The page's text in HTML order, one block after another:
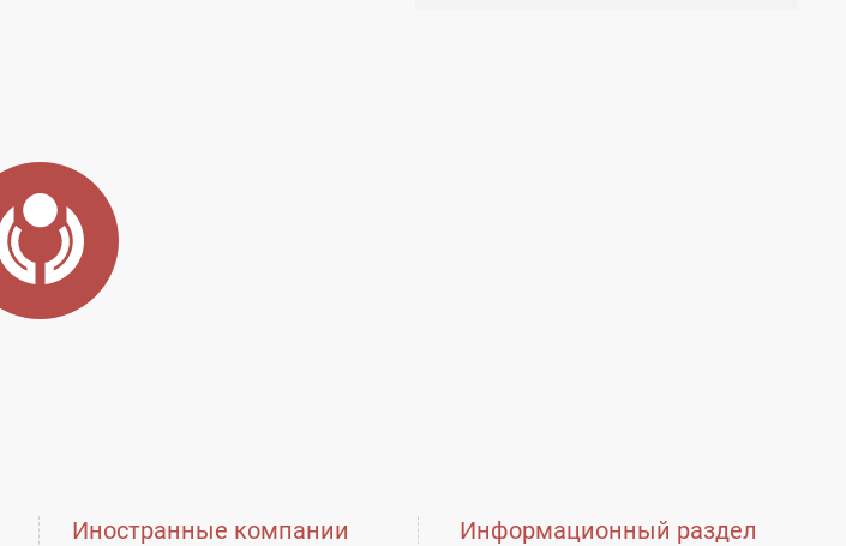
Иностранные компании
Информационный раздел